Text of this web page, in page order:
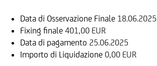
Data di Osservazione Finale 18.06.2025
Fixing finale 401,00 EUR
Data di pagamento 25.06.2025
Importo di Liquidazione 0,00 EUR